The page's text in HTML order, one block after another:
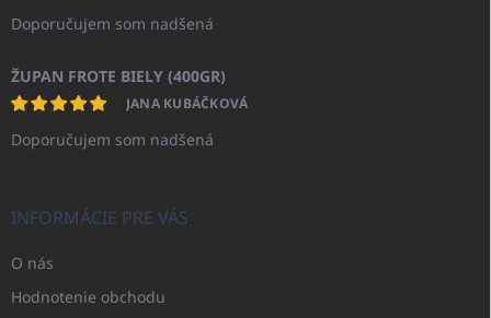
Doporučujem som nadšená
ŽUPAN FROTE BIELY (400GR)
JANA KUBÁČKOVÁ
Doporučujem som nadšená
INFORMÁCIE PRE VÁS
O nás
Hodnotenie obchodu